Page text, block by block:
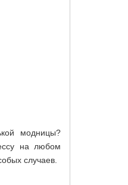
модницы?
на любом
случаев.